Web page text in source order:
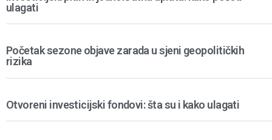
ulagati
Početak sezone objave zarada u sjeni geopolitičkih
rizika
Otvoreni investicijski fondovi: šta su i kako ulagati